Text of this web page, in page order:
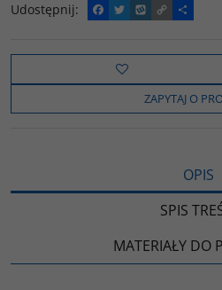
Udostępnij:
F
a
e
o
k
T
w
t
t
e
W
y
o
C
o
y
i
n
k
P
o
z
e
l
s
ZAPYTAJ O
OPIS
SPIS
MATERIAŁY DO